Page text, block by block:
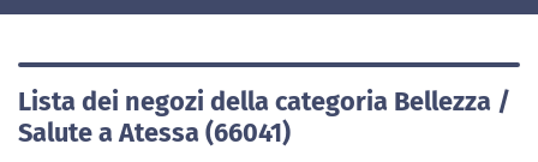
Lista dei negozi della categoria Bellezza /
Salute a Atessa (66041)